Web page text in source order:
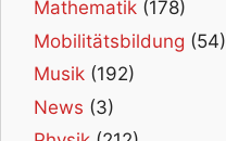
Mathematik (178)
Mobilitätsbildung (54)
Musik (192)
News (3)